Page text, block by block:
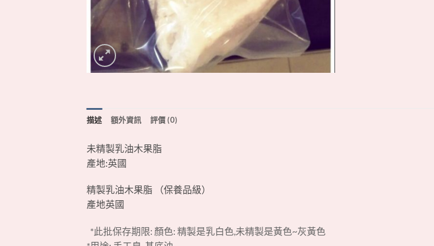
描述 額外資訊 評價 (0)
未精製乳油木果脂
產地:英國
精製乳油木果脂 （保養品級）
產地英國
*此批保存期限: 顏色: 精製是乳白色,未精製是黃色~灰黃色